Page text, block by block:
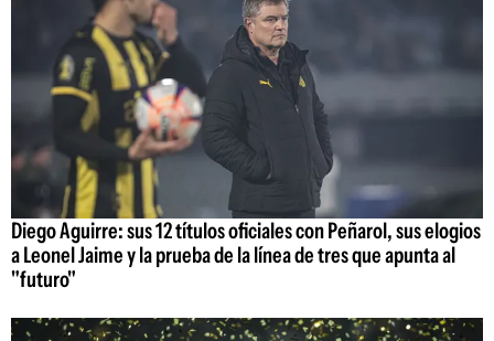
Diego Aguirre: sus 12 títulos oficiales con Peñarol, sus elogios
a Leonel Jaime y la prueba de la línea de tres que apunta al
"futuro"